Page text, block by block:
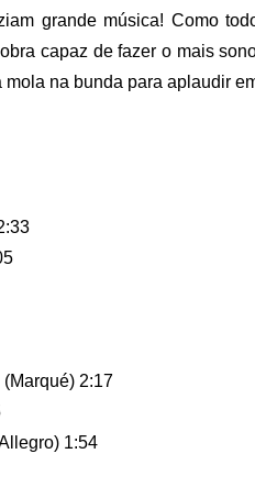
grande música! Como
capaz de fazer o mais
na bunda para aplaudir
2:17
1:54